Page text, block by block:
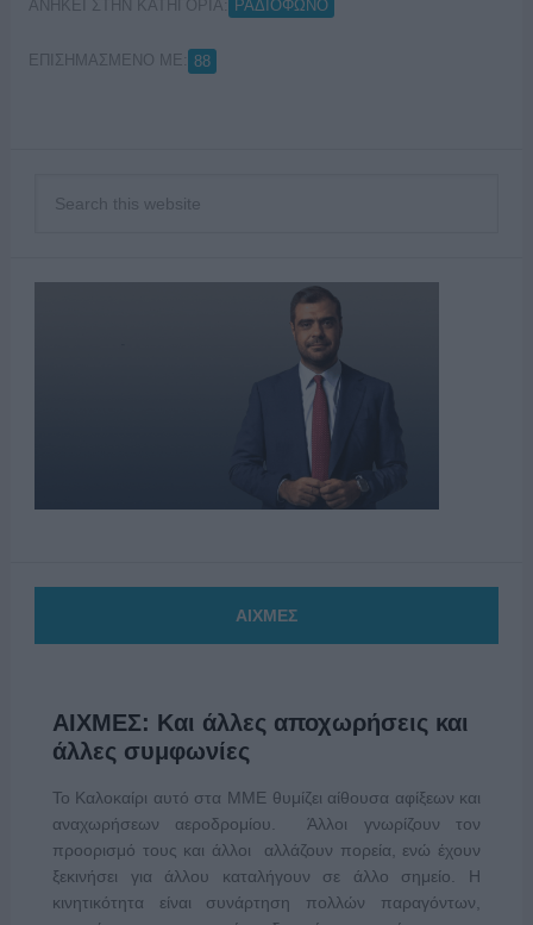
ΑΝΗΚΕΙ ΣΤΗΝ ΚΑΤΗΓΟΡΙΑ: ΡΑΔΙΟΦΩΝΟ
ΕΠΙΣΗΜΑΣΜΕΝΟ ΜΕ: 88
ΑΙΧΜΕΣ
ΑΙΧΜΕΣ: Και άλλες αποχωρήσεις και
άλλες συμφωνίες
Το Καλοκαίρι αυτό στα ΜΜΕ θυμίζει αίθουσα αφίξεων και
αναχωρήσεων αεροδρομίου. Άλλοι γνωρίζουν τον
προορισμό τους και άλλοι αλλάζουν πορεία, ενώ έχουν
ξεκινήσει για άλλου καταλήγουν σε άλλο σημείο. Η
κινητικότητα είναι συνάρτηση πολλών παραγόντων,